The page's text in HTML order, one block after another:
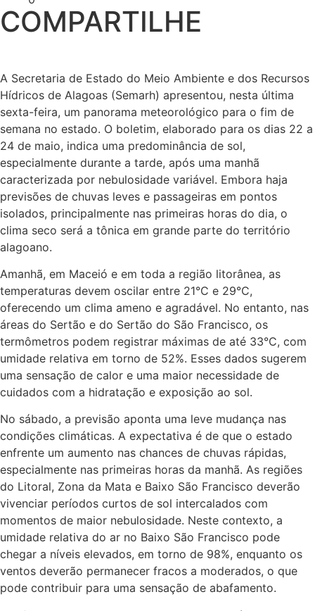
COMPARTILHE
A Secretaria de Estado do Meio Ambiente e dos Recursos
Hídricos de Alagoas (Semarh) apresentou, nesta última
sexta-feira, um panorama meteorológico para o fim de
semana no estado. O boletim, elaborado para os dias 22 a
24 de maio, indica uma predominância de sol,
especialmente durante a tarde, após uma manhã
caracterizada por nebulosidade variável. Embora haja
previsões de chuvas leves e passageiras em pontos
isolados, principalmente nas primeiras horas do dia, o
clima seco será a tônica em grande parte do território
alagoano.
Amanhã, em Maceió e em toda a região litorânea, as
temperaturas devem oscilar entre 21°C e 29°C,
oferecendo um clima ameno e agradável. No entanto, nas
áreas do Sertão e do Sertão do São Francisco, os
termômetros podem registrar máximas de até 33°C, com
umidade relativa em torno de 52%. Esses dados sugerem
uma sensação de calor e uma maior necessidade de
cuidados com a hidratação e exposição ao sol.
No sábado, a previsão aponta uma leve mudança nas
condições climáticas. A expectativa é de que o estado
enfrente um aumento nas chances de chuvas rápidas,
especialmente nas primeiras horas da manhã. As regiões
do Litoral, Zona da Mata e Baixo São Francisco deverão
vivenciar períodos curtos de sol intercalados com
momentos de maior nebulosidade. Neste contexto, a
umidade relativa do ar no Baixo São Francisco pode
chegar a níveis elevados, em torno de 98%, enquanto os
ventos deverão permanecer fracos a moderados, o que
pode contribuir para uma sensação de abafamento.